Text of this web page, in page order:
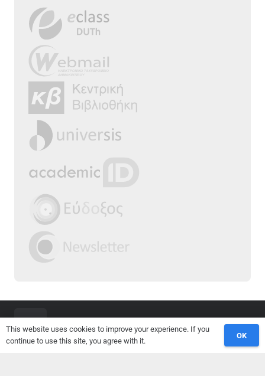
This website uses cookies to improve your experience. If you
continue to use this site, you agree with it.
OK